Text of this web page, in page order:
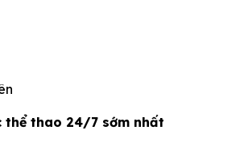
thể thao 24/7 sớm nhất